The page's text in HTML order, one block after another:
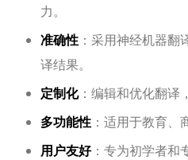
力。
准确性 ：采用神经机器
译结果。
定制化：编辑和优化翻译
多功能性 ：适用于教育、
用户友好：专为初学者和